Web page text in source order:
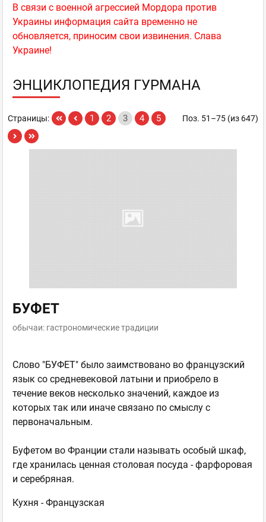
В связи с военной агрессией Мордора против
Украины информация сайта временно не
обновляется, приносим свои извинения. Слава
Украине!
ЭНЦИКЛОПЕДИЯ ГУРМАНА
Поз. 51–75 (из 647)
Страницы: 1 2 3 4 5
БУФЕТ
обычаи: гастрономические традиции
Слово "БУФЕТ" было заимствовано во французский
язык со средневековой латыни и приобрело в
течение веков несколько значений, каждое из
которых так или иначе связано по смыслу с
первоначальным.
Буфетом во Франции стали называть особый шкаф,
где хранилась ценная столовая посуда - фарфоровая
и серебряная.
Кухня -Французская